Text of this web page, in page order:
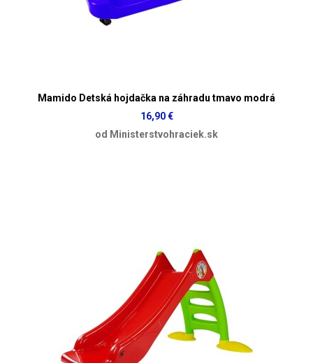
Mamido Detská hojdačka na záhradu tmavo modrá
16,90 €
od Ministerstvohraciek.sk